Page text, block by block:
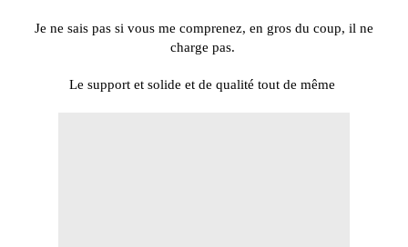
Je ne sais pas si vous me comprenez, en gros du coup, il ne
charge pas.
Le support et solide et de qualité tout de même